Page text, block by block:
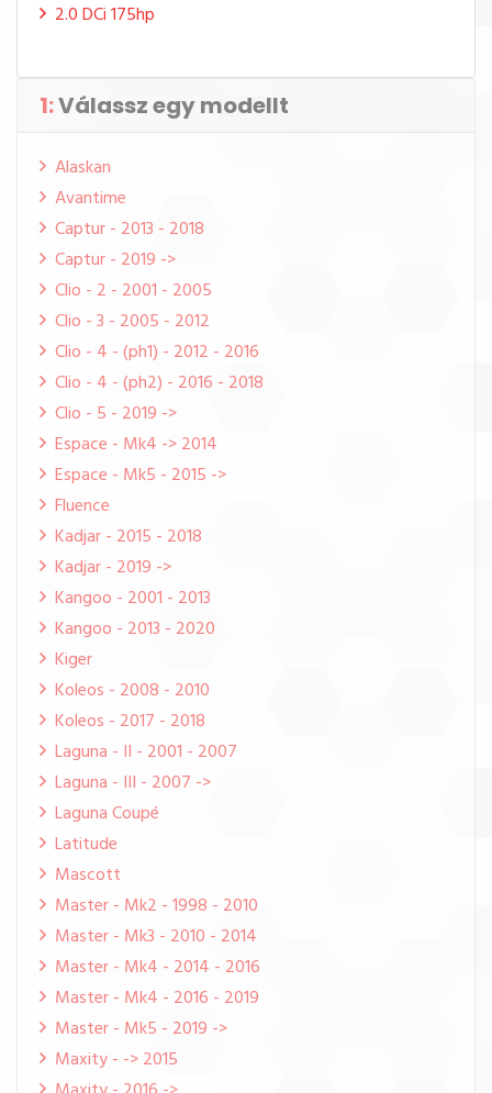
1:Válassz egy modellt
Alaskan
Avantime
Captur - 2013 - 2018
Captur - 2019 ->
Clio - 2 - 2001 - 2005
Clio - 3 - 2005 - 2012
Clio - 4 - (ph1) - 2012 - 2016
Clio - 4 - (ph2) - 2016 - 2018
Clio - 5 - 2019 ->
Espace - Mk4 -> 2014
Espace - Mk5 - 2015 ->
Fluence
Kadjar - 2015 - 2018
Kadjar - 2019 ->
Kangoo - 2001 - 2013
Kangoo - 2013 - 2020
Kiger
Koleos - 2008 - 2010
Koleos - 2017 - 2018
Laguna - II - 2001 - 2007
Laguna - III - 2007 ->
Laguna Coupé
Latitude
Mascott
Master - Mk2 - 1998 - 2010
Master - Mk3 - 2010 - 2014
Master - Mk4 - 2014 - 2016
Master - Mk4 - 2016 - 2019
Master - Mk5 - 2019 ->
Maxity - -> 2015
2.0 DCi 175hp